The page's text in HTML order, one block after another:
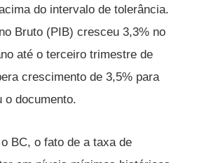
do intervalo de tolerância.
Bruto (PIB) cresceu 3,3% no
até o terceiro trimestre de
crescimento de 3,5% para
o documento.
BC, o fato de a taxa de